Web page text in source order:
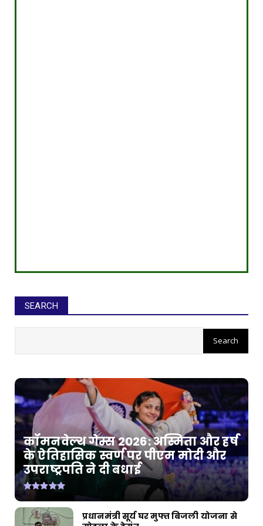
SEARCH
कॉमनवेल्थ गेम्स 2026: अस्मिता और हर्ष
के ऐतिहासिक स्वर्ण पर पीएम मोदी और
उपराष्ट्रपति ने दी बधाई
प्रधानमंत्री सूर्य घर मुफ्त बिजली योजना से